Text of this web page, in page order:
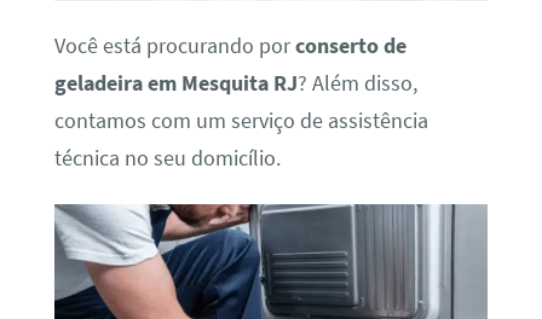
Você está procurando porconserto de
geladeira em Mesquita RJ? Além disso,
contamos com um serviço de assistência
técnica no seu domicílio.